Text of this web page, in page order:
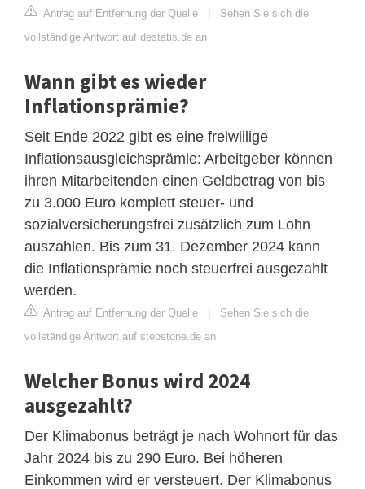
Antrag auf Entfernung der Quelle | Sehen Sie sich die
vollständige Antwort auf destatis.de an
Wann gibt es wieder
Inflationsprämie?
Seit Ende 2022 gibt es eine freiwillige
Inflationsausgleichsprämie: Arbeitgeber können
ihren Mitarbeitenden einen Geldbetrag von bis
zu 3.000 Euro komplett steuer- und
sozialversicherungsfrei zusätzlich zum Lohn
auszahlen. Bis zum 31. Dezember 2024 kann
die Inflationsprämie noch steuerfrei ausgezahlt
werden.
Antrag auf Entfernung der Quelle | Sehen Sie sich die
vollständige Antwort auf stepstone.de an
Welcher Bonus wird 2024
ausgezahlt?
Der Klimabonus beträgt je nach Wohnort für das
Jahr 2024 bis zu 290 Euro. Bei höheren
Einkommen wird er versteuert. Der Klimabonus